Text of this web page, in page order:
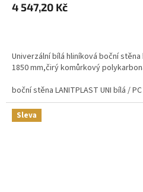
4 547,20 Kč
Univerzální bílá hliníková boční
1850 mm,čirý komůrkový
boční stěna LANITPLAST UNI bílá /
Sleva